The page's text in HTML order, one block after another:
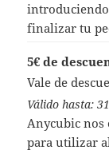
introduciendo
finalizar tu
5€ de
Vale de
Válido hasta:
Anycubic nos
para utilizar